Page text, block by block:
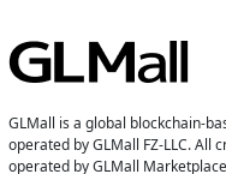
GLMall is a global blockchain-
operated by GLMall FZ-LLC.
operated by GLMall